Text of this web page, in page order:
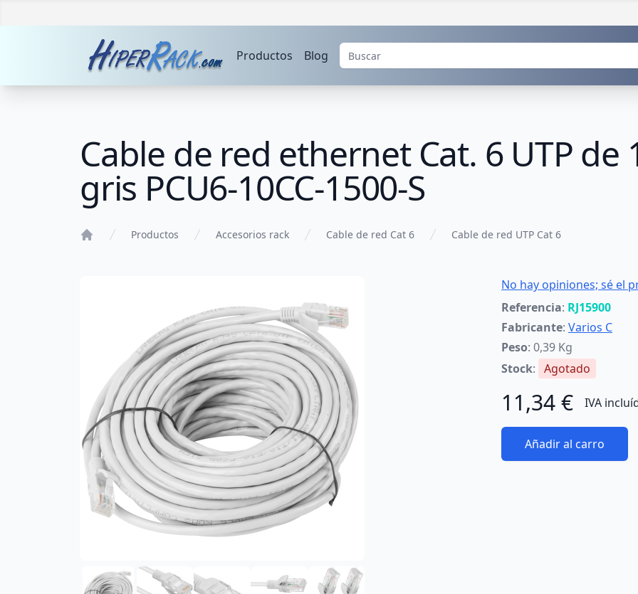
Productos Blog
Cable de red ethernet Cat. 6 UTP de
gris PCU6-10CC-1500-S
Productos Accesorios rack Cable de red Cat 6 Cable de red UTP Cat 6
No hay opiniones; sé el
Referencia: RJ15900
Fabricante: Varios C
Peso: 0,39 Kg
Stock: Agotado
11,34 € IVA
Añadir al carro